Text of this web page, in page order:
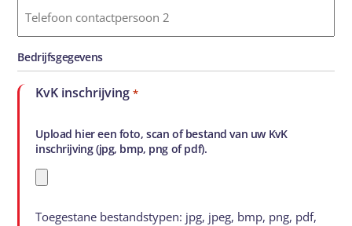
contactpersoon
2
Bedrijfsgegevens
KvK inschrijving *
Upload hier een foto, scan of bestand van uw KvK
inschrijving (jpg, bmp, png of pdf).
Toegestane bestandstypen: jpg, jpeg, bmp, png, pdf,